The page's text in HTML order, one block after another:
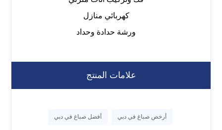
كهربائي منازل
ورشة حدادة وحداد
علامات المنتج
أرخص صباغ في دبي أفضل صباغ في دبي